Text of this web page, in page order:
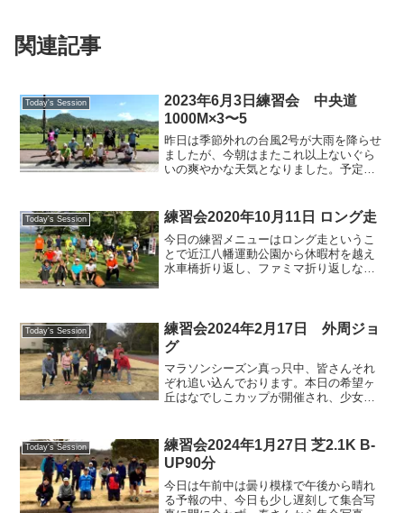
関連記事
Today's Session
2023年6月3日練習会 中央道
1000M×3〜5
昨日は季節外れの台風2号が大雨を降らせ
ましたが、今朝はまたこれ以上ないぐら
いの爽やかな天気となりました。予定さ
日開催されるクロカンの準備で関目キャ
プテンと乾さんがテ...
Today's Session 練習会2020年10月11日 ロング走
今日の練習メニューはロング走というこ
とで近江八幡運動公園から休暇村を越え
水車橋折り返し、ファミマ折り返しなど
と、運動公園で出...
Today's Session
練習会2024年2月17日 外周ジョ
グ
マラソンシーズン真っ只中、皆さんそれ
ぞれ追い込んでおります。本日の希望ヶ
丘はなでしこカップが開催され、少女ス
ソン大会に向けて中央道で30km走をする
方々、明日の京都マ...
Today's Session
練習会2024年1月27日 芝2.1K B-
UP90分
今日は午前中は曇り模様で午後から晴れ
る予報の中、今日も少し遅刻して集合写